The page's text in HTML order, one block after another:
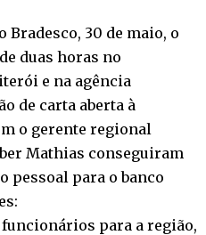
Bradesco, 30 de maio, o
duas horas no
e na agência
de carta aberta à
o gerente regional
Mathias conseguiram
pessoal para o banco
para a região,